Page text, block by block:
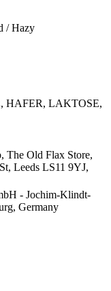
/ Hazy
HAFER, LAKTOSE,
The Old Flax Store,
Leeds LS11 9YJ,
- Jochim-Klindt-
Germany